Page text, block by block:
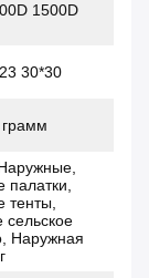
1500D
30*30
палатки,
тенты,
сельское
Наружная